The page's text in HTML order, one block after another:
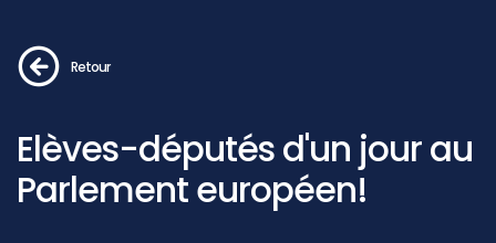
Retour
Elèves-députés d'un jour au
Parlement européen!